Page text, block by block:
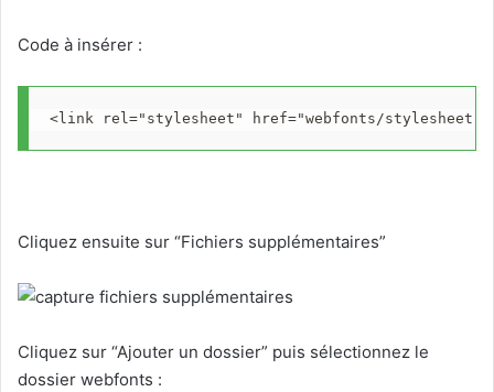
Code à insérer :
<link rel="stylesheet" href="webfonts/
Cliquez ensuite sur “Fichiers supplémentaires”
Cliquez sur “Ajouter un dossier” puis sélectionnez le
dossier webfonts :